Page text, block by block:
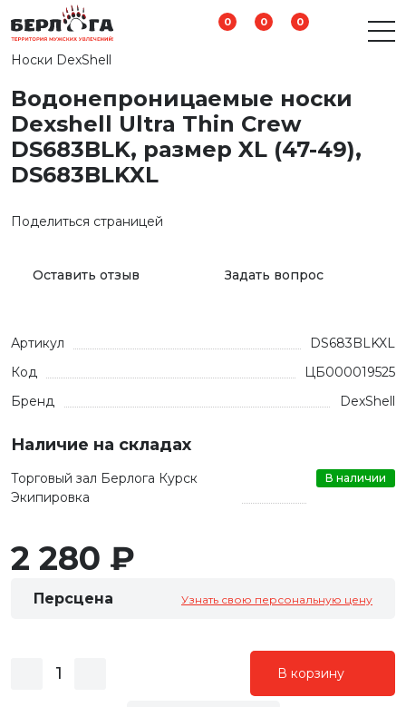
0 0 0
Носки DexShell
Водонепроницаемые носки
Dexshell Ultra Thin Crew
DS683BLK, размер XL (47-49),
DS683BLKXL
Поделиться страницей
Оставить отзыв Задать вопрос
Артикул
DS683BLKXL
Код
ЦБ000019525
Бренд
DexShell
Наличие на складах
Торговый зал Берлога Курск
Экипировка
В наличии
2 280 ₽
Персцена Узнать свою персональную цену
В корзину